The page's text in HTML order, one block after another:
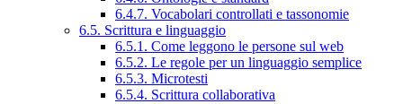
6.4.7. Vocabolari controllati e tassonomie
6.5. Scrittura e linguaggio
6.5.1. Come leggono le persone sul web
6.5.2. Le regole per un linguaggio semplice
6.5.3. Microtesti
6.5.4. Scrittura collaborativa